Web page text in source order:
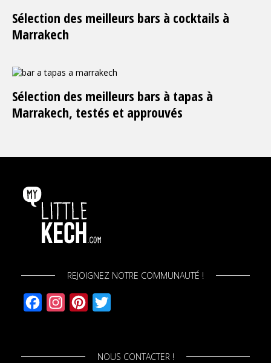
Sélection des meilleurs bars à cocktails à
Marrakech
Sélection des meilleurs bars à tapas à
Marrakech, testés et approuvés
REJOIGNEZ NOTRE COMMUNAUTÉ !
FacebookInstagramPinterest
NOUS CONTACTER !